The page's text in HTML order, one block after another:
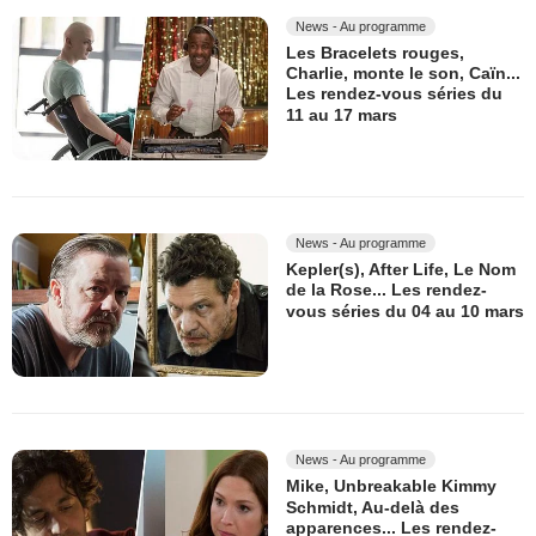
News - Au programme
Les Bracelets rouges,
Charlie, monte le son, Caïn...
Les rendez-vous séries du
11 au 17 mars
News - Au programme
Kepler(s), After Life, Le Nom
de la Rose... Les rendez-
vous séries du 04 au 10 mars
News - Au programme
Mike, Unbreakable Kimmy
Schmidt, Au-delà des
apparences... Les rendez-